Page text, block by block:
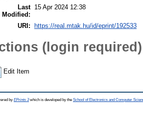
Last
Modified:
15 Apr 2024 12:38
URI: https://real.mtak.hu/id/eprint/192533
(login required)
Edit Item
by EPrints 3which is developed by the School of Electronics and Computer